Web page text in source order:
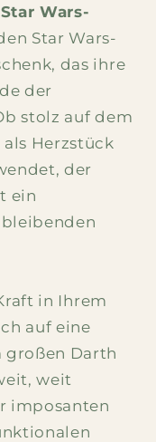
Wars-
Star Wars-
das ihre
der
stolz auf dem
Herzstück
der
ein
in Ihrem
auf eine
großen Darth
weit
imposanten